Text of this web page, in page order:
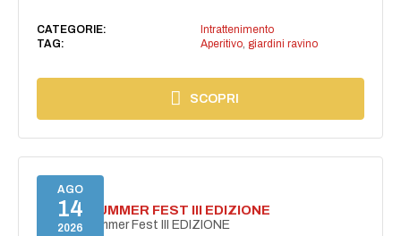
CATEGORIE:
Intrattenimento
TAG:
Aperitivo, giardini ravino
SCOPRI
AGO
14
2026
PANZA SUMMER FEST III EDIZIONE
PANZA Summer Fest III EDIZIONE